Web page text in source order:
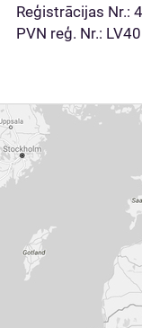
Reģistrācijas Nr.:
PVN reģ. Nr.:
Apskatīt
Google
maps